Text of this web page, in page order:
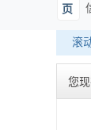
页
滚
海南：发
您现